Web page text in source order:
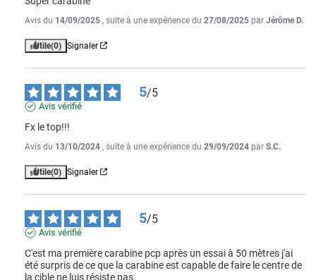
Avis du 14/09/2025 , suite à une expérience du 27/08/2025 par Jérôme D.
Utile(0) Signaler
5/5
Avis vérifié
Fx le top!!!
Avis du 13/10/2024 , suite à une expérience du 29/09/2024 par S.C.
Utile(0) Signaler
5/5
Avis vérifié
C'est ma première carabine pcp après un essai à 50 mètres j'ai
été surpris de ce que la carabine est capable de faire le centre de
la cible ne luis résiste pas.